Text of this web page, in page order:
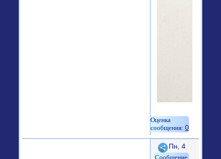
0
Поделиться
Пн, 4